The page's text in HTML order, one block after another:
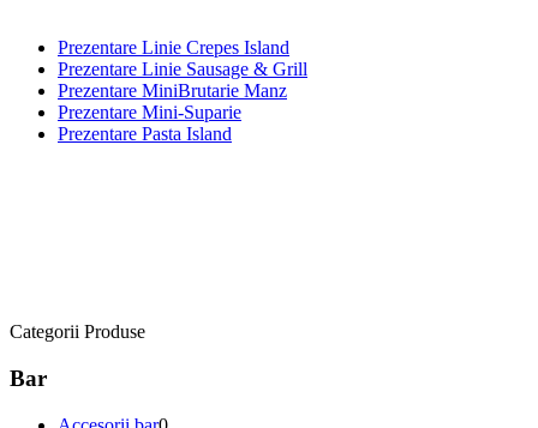
Prezentare Linie Crepes Island
Prezentare Linie Sausage & Grill
Prezentare MiniBrutarie Manz
Prezentare Mini-Suparie
Prezentare Pasta Island
Categorii Produse
Bar